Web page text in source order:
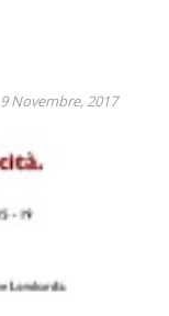
9 Novembre, 2017